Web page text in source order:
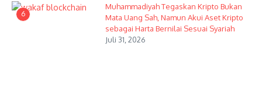
6
Muhammadiyah Tegaskan Kripto Bukan
Mata Uang Sah, Namun Akui Aset Kripto
sebagai Harta Bernilai Sesuai Syariah
Juli 31, 2026